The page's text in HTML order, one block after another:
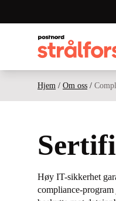
Hjem / Om oss /
Høy IT-sikkerhet
compliance-